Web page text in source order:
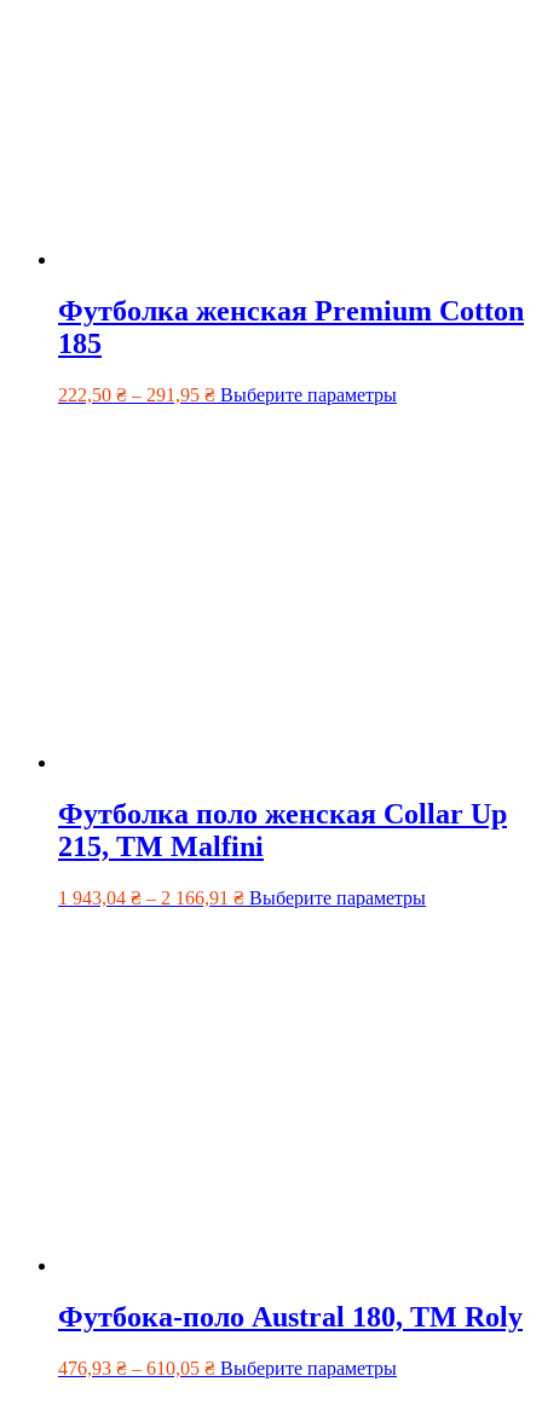
Футболка женская Premium Cotton
185
222,50 ₴ – 291,95 ₴ Выберите параметры
Футболка поло женская Collar Up
215, TM Malfini
1 943,04 ₴ – 2 166,91 ₴ Выберите параметры
Футбока-поло Austral 180, TM Roly
476,93 ₴ – 610,05 ₴ Выберите параметры